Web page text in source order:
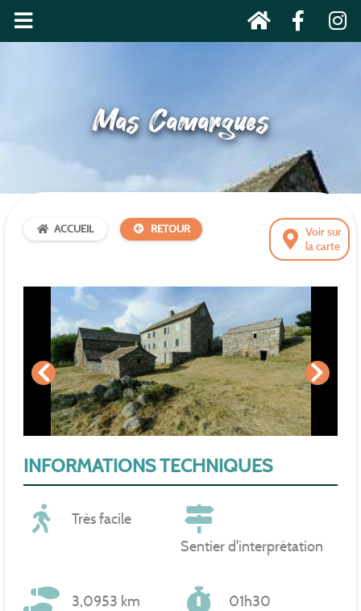
Mas Camargues
Voir sur
la carte
ACCUEIL RETOUR
INFORMATIONS TECHNIQUES
Très facile
Sentier d'interprétation
3,0953 km 01h30